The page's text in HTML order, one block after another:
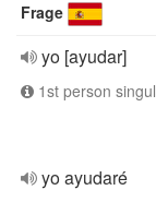
Frage
yo [ayudar]
1st person
yo ayudaré